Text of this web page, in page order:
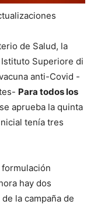
de Salud, la
Superiore di
anti-Covid -
Para todos los
aprueba la quinta
tenía tres
formulación
hay dos
la campaña de